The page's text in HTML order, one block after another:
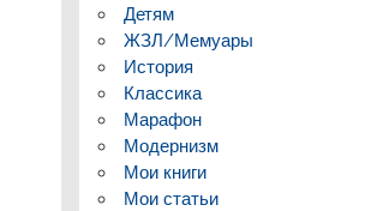
Детям
ЖЗЛ/Мемуары
История
Классика
Марафон
Модернизм
Мои книги
Мои статьи